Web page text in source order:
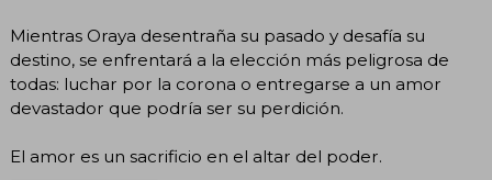
Mientras Oraya desentraña su pasado y desafía su
destino, se enfrentará a la elección más peligrosa de
todas: luchar por la corona o entregarse a un amor
devastador que podría ser su perdición.
El amor es un sacrificio en el altar del poder.